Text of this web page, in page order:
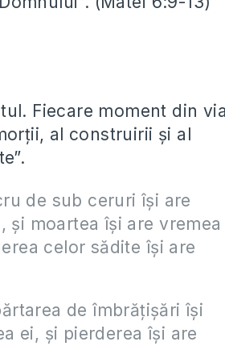
Fiecare moment din
al construirii şi al
de sub ceruri îşi are
şi moartea îşi are vremea
celor sădite îşi are
de îmbrăţişări îşi
ei, şi pierderea îşi are